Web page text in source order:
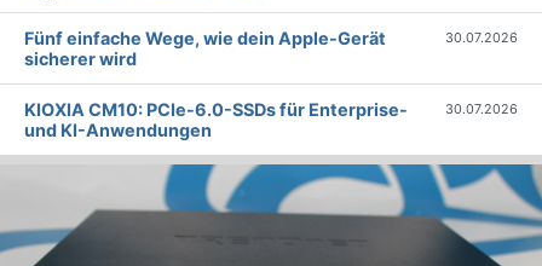
Fünf einfache Wege, wie dein Apple-Gerät
sicherer wird
30.07.2026
KIOXIA CM10: PCIe-6.0-SSDs für Enterprise-
und KI-Anwendungen
30.07.2026